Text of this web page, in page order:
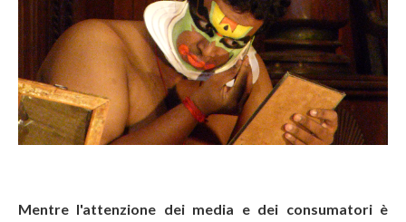
Mentre l'attenzione dei media e dei consumatori è